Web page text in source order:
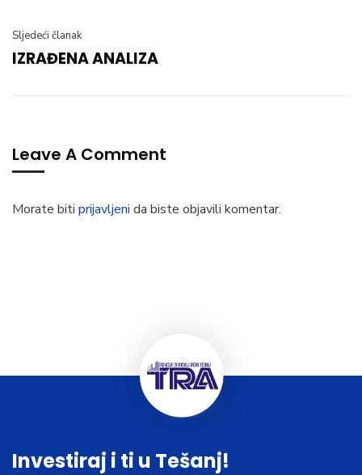
Sljedeći članak
IZRAĐENA ANALIZA
Leave A Comment
Morate biti prijavljeni da biste objavili komentar.
Investiraj i ti u Tešanj!